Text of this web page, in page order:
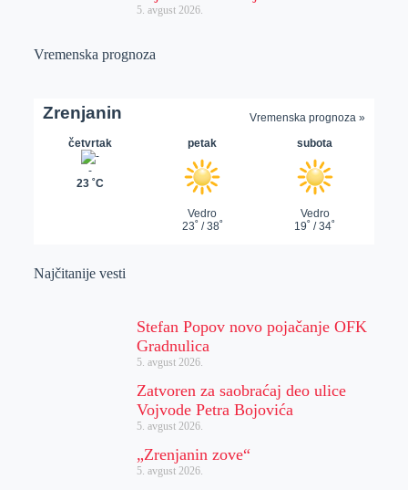
5. avgust 2026.
Vremenska prognoza
Najčitanije vesti
Stefan Popov novo pojačanje OFK
Gradnulica
5. avgust 2026.
Zatvoren za saobraćaj deo ulice
Vojvode Petra Bojovića
5. avgust 2026.
„Zrenjanin zove“
5. avgust 2026.